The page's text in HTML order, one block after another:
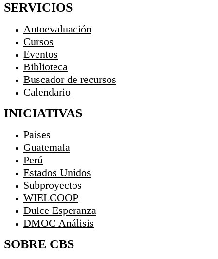
SERVICIOS
Autoevaluación
Cursos
Eventos
Biblioteca
Buscador de recursos
Calendario
INICIATIVAS
Países
Guatemala
Perú
Estados Unidos
Subproyectos
WIELCOOP
Dulce Esperanza
DMOC Análisis
SOBRE CBS